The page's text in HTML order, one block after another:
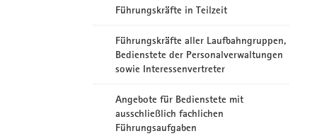
Führungskräfte in Teilzeit
Führungskräfte aller Laufbahngruppen,
Bedienstete der Personalverwaltungen
sowie Interessenvertreter
Angebote für Bedienstete mit
ausschließlich fachlichen
Führungsaufgaben